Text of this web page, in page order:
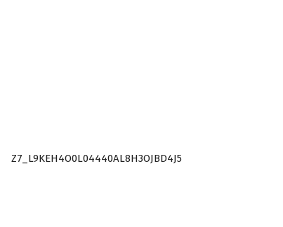
Z7_L9KEH4O0L04440AL8H3OJBD4J5